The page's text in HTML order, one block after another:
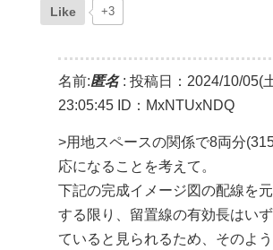
Like +3
名前:匿名: 投稿日：2024/10/05(
23:05:45 ID：MxNTUxNDQ
>用地スペースの関係で8両分
応になることを考えて。
下記の完成イメージ図の配線を
する限り、留置線の有効長はい
ていると見られるため、そのよ